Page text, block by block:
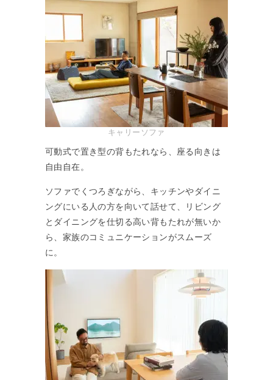
キャリーソファ
可動式で置き型の背もたれなら、座る向きは
自由自在。
ソファでくつろぎながら、キッチンやダイニ
ングにいる人の方を向いて話せて、リビング
とダイニングを仕切る高い背もたれが無いか
ら、家族のコミュニケーションがスムーズ
に。